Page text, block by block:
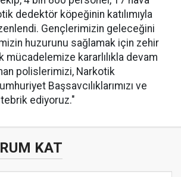
dedektör köpeğinin katılımıyla
Gençlerimizin geleceğini
huzurunu sağlamak için zehir
mücadelemize kararlılıkla devam
polislerimizi, Narkotik
Başsavcılıklarımızı ve
ediyoruz."
KAT